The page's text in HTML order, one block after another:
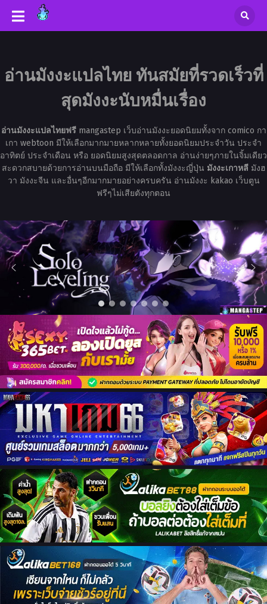
อ่านมังงะแปลไทย ทันสมัยที่รวดเร็วที่
สุดมังงะนับหมื่นเรื่อง
อ่านมังงะแปลไทยฟรีmangastep เว็บอ่านมังงะยอดนิยมทั้งจาก comico กา
เกา webtoon มีให้เลือกมากมายหลากหลายทั้งยอดนิยมประจำวัน ประจำ
อาทิตย์ ประจำเดือน หรือ ยอดนิยมสูงสุดตลอดกาล อ่านง่ายๆภายในจิ้มเดียว
สะดวกสบายด้วยการอ่านบนมือถือ มีให้เลือกทั้งมังงะญี่ปุ่น มังงะเกาหลีมังฮ
วา มังงะจีน และอื่นๆอีกมากมายอย่างครบครัน อ่านมังงะ kakao เว็บตูน
ฟรีๆไม่เสียตังทุกตอน